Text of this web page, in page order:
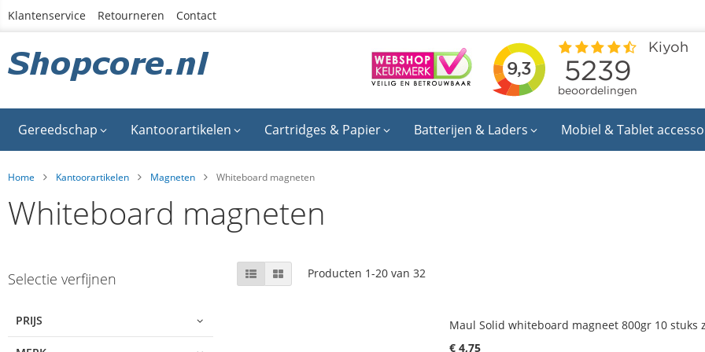
Ga
inhoud
Klantenservice Retourneren Contact
Gereedschap Kantoorartikelen Cartridges & Papier Batterijen & Laders Mobiel & Tablet
Home Kantoorartikelen Magneten Whiteboard magneten
Whiteboard magneten
to
list
Selectie verfijnen
PRIJS
Tonen
als
Lijst Foto-
tabel
Producten 1-20van 32
Maul Solid whiteboard magneet 800gr 10 stuks
€ 4,75